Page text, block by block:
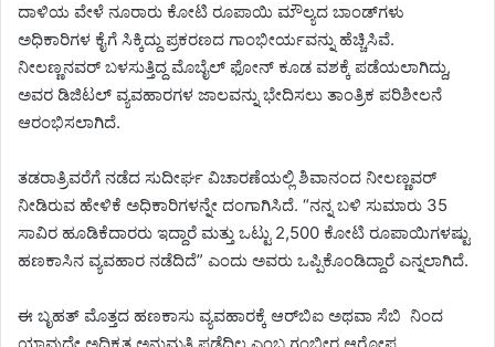
ದಾಳಿಯ ವೇಳೆ ನೂರಾರು ಕೋಟಿ ರೂಪಾಯಿ ಮೌಲ್ಯದ ಬಾಂಡ್‌ಗಳು
ಅಧಿಕಾರಿಗಳ ಕೈಗೆ ಸಿಕ್ಕಿದ್ದು ಪ್ರಕರಣದ ಗಾಂಭೀರ್ಯವನ್ನು ಹೆಚ್ಚಿಸಿವೆ.
ನೀಲಣ್ಣನವ‌ರ್ ಬಳಸುತ್ತಿದ್ದ ಮೊಬೈಲ್ ಫೋನ್ ಕೂಡ ವಶಕ್ಕೆ ಪಡೆಯಲಾಗಿದ್ದು,
ಅವರ ಡಿಜಿಟಲ್ ವ್ಯವಹಾರಗಳ ಜಾಲವನ್ನು ಭೇದಿಸಲು ತಾಂತ್ರಿಕ ಪರಿಶೀಲನೆ
ಆರಂಭಿಸಲಾಗಿದೆ.
ತಡರಾತ್ರಿವರೆಗೆ ನಡೆದ ಸುದೀರ್ಘ ವಿಚಾರಣೆಯಲ್ಲಿ ಶಿವಾನಂದ ನೀಲಣ್ಣವ‌ರ್
ನೀಡಿರುವ ಹೇಳಿಕೆ ಅಧಿಕಾರಿಗಳನ್ನೇ ದಂಗಾಗಿಸಿದೆ. “ನನ್ನ ಬಳಿ ಸುಮಾರು 35
ಸಾವಿರ ಹೂಡಿಕೆದಾರರು ಇದ್ದಾರೆ ಮತ್ತು ಒಟ್ಟು 2,500 ಕೋಟಿ ರೂಪಾಯಿಗಳಷ್ಟು
ಹಣಕಾಸಿನ ವ್ಯವಹಾರ ನಡೆದಿದೆ” ಎಂದು ಅವರು ಒಪ್ಪಿಕೊಂಡಿದ್ದಾರೆ ಎನ್ನಲಾಗಿದೆ.
ಈ ಬೃಹತ್ ಮೊತ್ತದ ಹಣಕಾಸು ವ್ಯವಹಾರಕ್ಕೆ ಆರ್‌ಬಿಐ ಅಥವಾ ಸೆಬಿ ನಿಂದ